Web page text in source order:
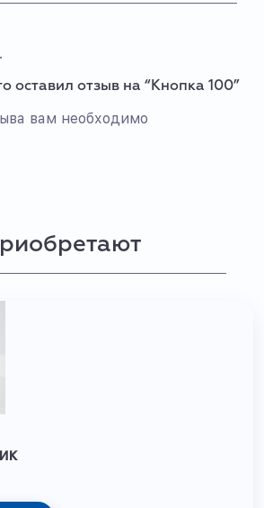
оставил отзыв на “Кнопка 100”
вам необходимо